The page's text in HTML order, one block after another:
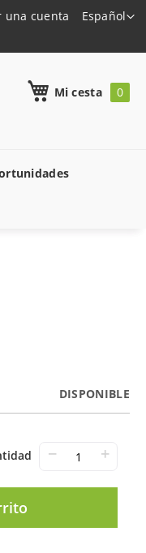
Lenguaje
Español
una cuenta
Mi cesta
DISPONIBLE
− +